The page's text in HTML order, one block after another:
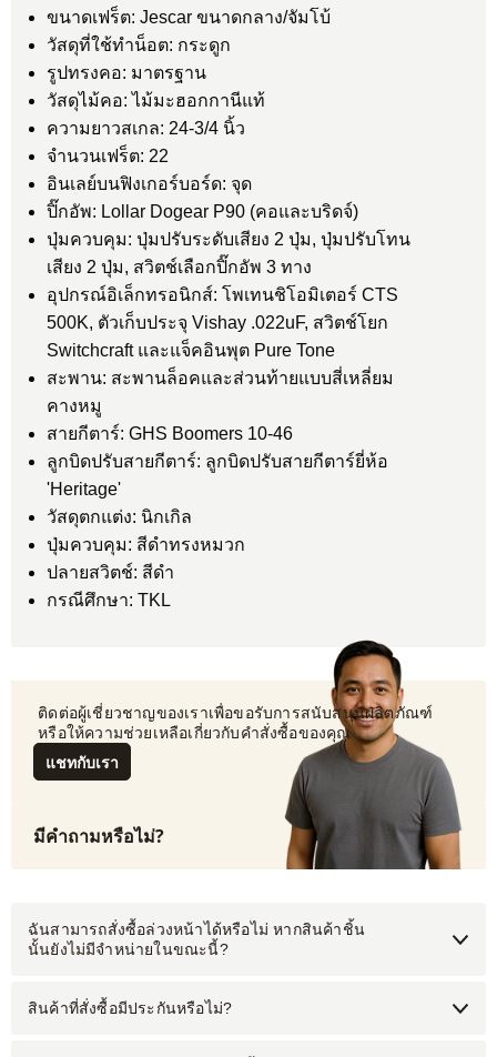
ขนาดเฟร็ต: Jescar ขนาดกลาง/จัมโบ้
วัสดุที่ใช้ทำน็อต: กระดูก
รูปทรงคอ: มาตรฐาน
วัสดุไม้คอ: ไม้มะฮอกกานีแท้
ความยาวสเกล: 24-3/4 นิ้ว
จำนวนเฟร็ต: 22
อินเลย์บนฟิงเกอร์บอร์ด: จุด
ปิ๊กอัพ: Lollar Dogear P90 (คอและบริดจ์)
ปุ่มควบคุม: ปุ่มปรับระดับเสียง 2 ปุ่ม, ปุ่มปรับโทน
เสียง 2 ปุ่ม, สวิตช์เลือกปิ๊กอัพ 3 ทาง
อุปกรณ์อิเล็กทรอนิกส์: โพเทนชิโอมิเตอร์ CTS
500K, ตัวเก็บประจุ Vishay .022uF, สวิตช์โยก
Switchcraft และแจ็คอินพุต Pure Tone
สะพาน: สะพานล็อคและส่วนท้ายแบบสี่เหลี่ยม
คางหมู
สายกีตาร์: GHS Boomers 10-46
ลูกบิดปรับสายกีตาร์: ลูกบิดปรับสายกีตาร์ยี่ห้อ
'Heritage'
วัสดุตกแต่ง: นิกเกิล
ปุ่มควบคุม: สีดำทรงหมวก
ปลายสวิตช์: สีดำ
กรณีศึกษา: TKL
มีคำถามหรือไม่?
ติดต่อผู้เชี่ยวชาญของเราเพื่อขอรับการสนับสนุนผลิตภัณฑ์
หรือให้ความช่วยเหลือเกี่ยวกับคำสั่งซื้อของคุณ
แชทกับเรา
ฉันสามารถสั่งซื้อล่วงหน้าได้หรือไม่ หากสินค้าชิ้น
นั้นยังไม่มีจำหน่ายในขณะนี้?
สินค้าที่สั่งซื้อมีประกันหรือไม่?